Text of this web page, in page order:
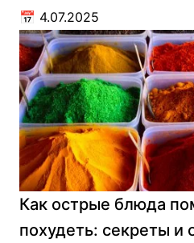
📅 4.07.2025
Как острые блюда
похудеть: секреты